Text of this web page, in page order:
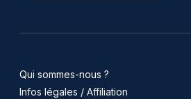
Qui sommes-nous ?
Infos légales / Affiliation